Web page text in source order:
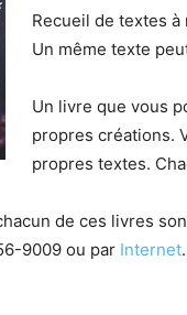
Recueil de textes
Un même texte
Un livre que vous
propres créations.
propres textes.
de ces livres
9009 ou par Internet